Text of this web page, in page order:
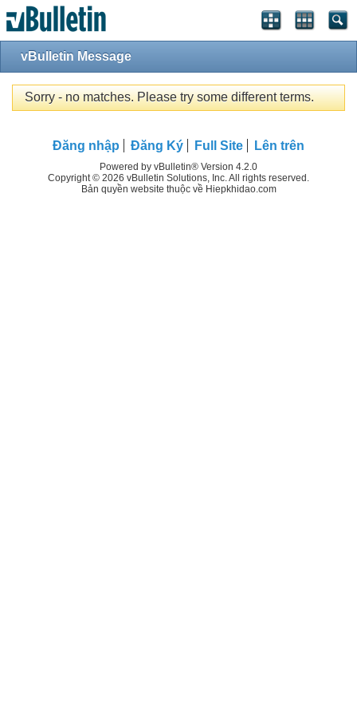
vBulletin Message
Sorry - no matches. Please try some different terms.
Đăng nhập Đăng Ký Full Site Lên trên
Powered by vBulletin® Version 4.2.0
Copyright © 2026 vBulletin Solutions, Inc. All rights reserved.
Bản quyền website thuộc về Hiepkhidao.com